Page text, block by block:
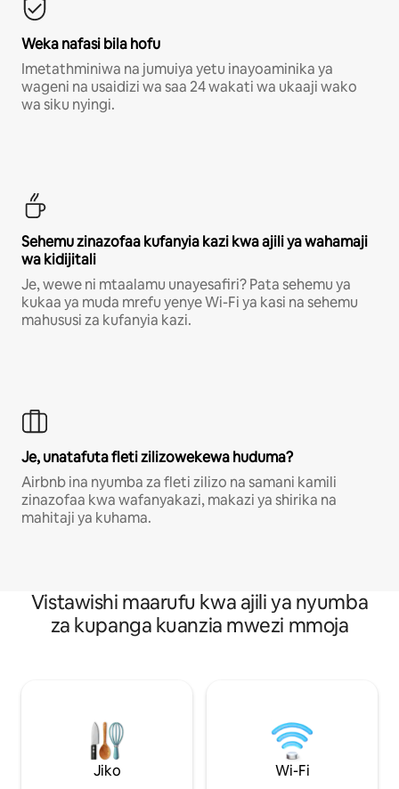
Weka nafasi bila hofu
Imetathminiwa na jumuiya yetu inayoaminika ya
wageni na usaidizi wa saa 24 wakati wa ukaaji wako
wa siku nyingi.
Sehemu zinazofaa kufanyia kazi kwa ajili ya wahamaji
wa kidijitali
Je, wewe ni mtaalamu unayesafiri? Pata sehemu ya
kukaa ya muda mrefu yenye Wi-Fi ya kasi na sehemu
mahususi za kufanyia kazi.
Je, unatafuta fleti zilizowekewa huduma?
Airbnb ina nyumba za fleti zilizo na samani kamili
zinazofaa kwa wafanyakazi, makazi ya shirika na
mahitaji ya kuhama.
Vistawishi maarufu kwa ajili ya nyumba
za kupanga kuanzia mwezi mmoja
Jiko Wi-Fi